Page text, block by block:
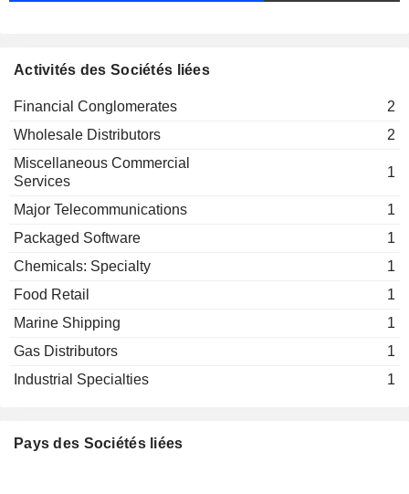
Activités des Sociétés liées
Financial Conglomerates
2
Wholesale Distributors
2
Miscellaneous Commercial
Services
1
Major Telecommunications
1
Packaged Software
1
Chemicals: Specialty
1
Food Retail
1
Marine Shipping
1
Gas Distributors
1
Industrial Specialties
1
Pays des Sociétés liées